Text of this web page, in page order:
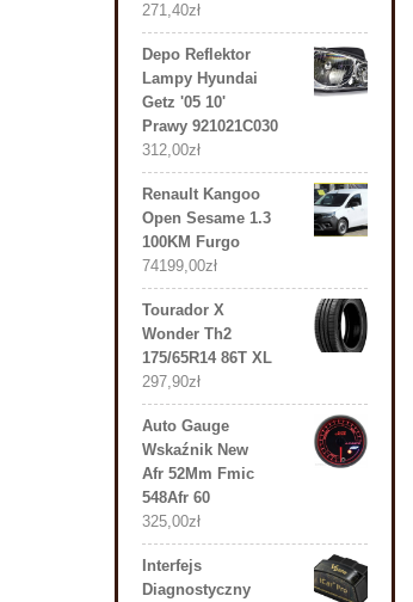
271,40zł
Depo Reflektor
Lampy Hyundai
Getz '05 10'
Prawy 921021C030
312,00zł
Renault Kangoo
Open Sesame 1.3
100KM Furgo
74199,00zł
Tourador X
Wonder Th2
175/65R14 86T XL
297,90zł
Auto Gauge
Wskaźnik New
Afr 52Mm Fmic
548Afr 60
325,00zł
Interfejs
Diagnostyczny